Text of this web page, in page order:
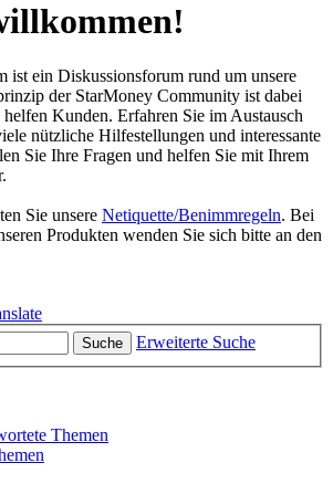
ist ein Diskussionsforum rund um unsere
der StarMoney Community ist dabei
Kunden. Erfahren Sie im Austausch
nützliche Hilfestellungen und interessante
Sie Ihre Fragen und helfen Sie mit Ihrem
Sie unsere Netiquette/Benimmregeln. Bei
Produkten wenden Sie sich bitte an den
Suche Erweiterte Suche
Themen